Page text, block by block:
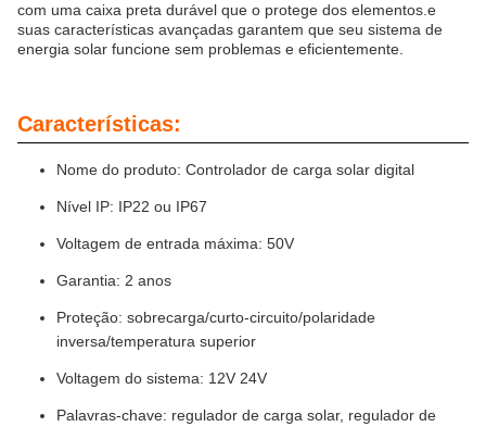
com uma caixa preta durável que o protege dos elementos.e
suas características avançadas garantem que seu sistema de
energia solar funcione sem problemas e eficientemente.
Características:
Nome do produto: Controlador de carga solar digital
Nível IP: IP22 ou IP67
Voltagem de entrada máxima: 50V
Garantia: 2 anos
Proteção: sobrecarga/curto-circuito/polaridade
inversa/temperatura superior
Voltagem do sistema: 12V 24V
Palavras-chave: regulador de carga solar, regulador de